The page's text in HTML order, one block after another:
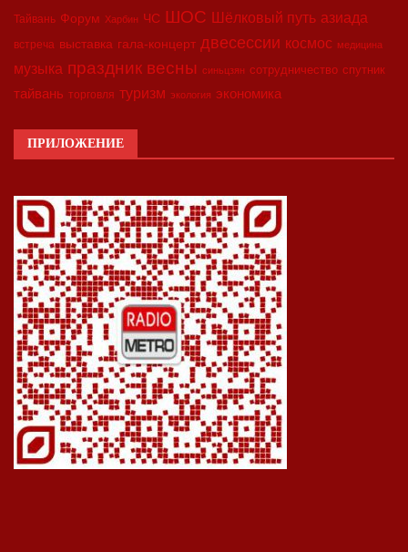
Тайвань Форум Харбин ЧС ШОС Шёлковый путь азиада
встреча выставка гала-концерт двесессии космос медицина
музыка праздник весны синьцзян сотрудничество спутник
тайвань торговля туризм экология экономика
ПРИЛОЖЕНИЕ